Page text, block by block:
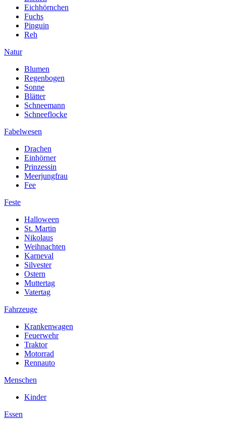
Eichhörnchen
Fuchs
Pinguin
Reh
Natur
Blumen
Regenbogen
Sonne
Blätter
Schneemann
Schneeflocke
Fabelwesen
Drachen
Einhörner
Prinzessin
Meerjungfrau
Fee
Feste
Halloween
St. Martin
Nikolaus
Weihnachten
Karneval
Silvester
Ostern
Muttertag
Vatertag
Fahrzeuge
Krankenwagen
Feuerwehr
Traktor
Motorrad
Rennauto
Menschen
Kinder
Essen